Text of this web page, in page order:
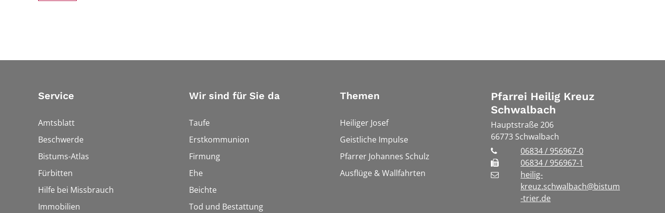
Service
Amtsblatt
Beschwerde
Bistums-Atlas
Fürbitten
Hilfe bei Missbrauch
Immobilien
Wir sind für Sie da
Taufe
Erstkommunion
Firmung
Ehe
Beichte
Tod und Bestattung
Themen
Heiliger Josef
Geistliche Impulse
Pfarrer Johannes Schulz
Ausflüge & Wallfahrten
Pfarrei Heilig Kreuz
Schwalbach
Hauptstraße 206
66773 Schwalbach
06834 / 956967-0
06834 / 956967-1
heilig-
kreuz.schwalbach@bistum
-trier.de